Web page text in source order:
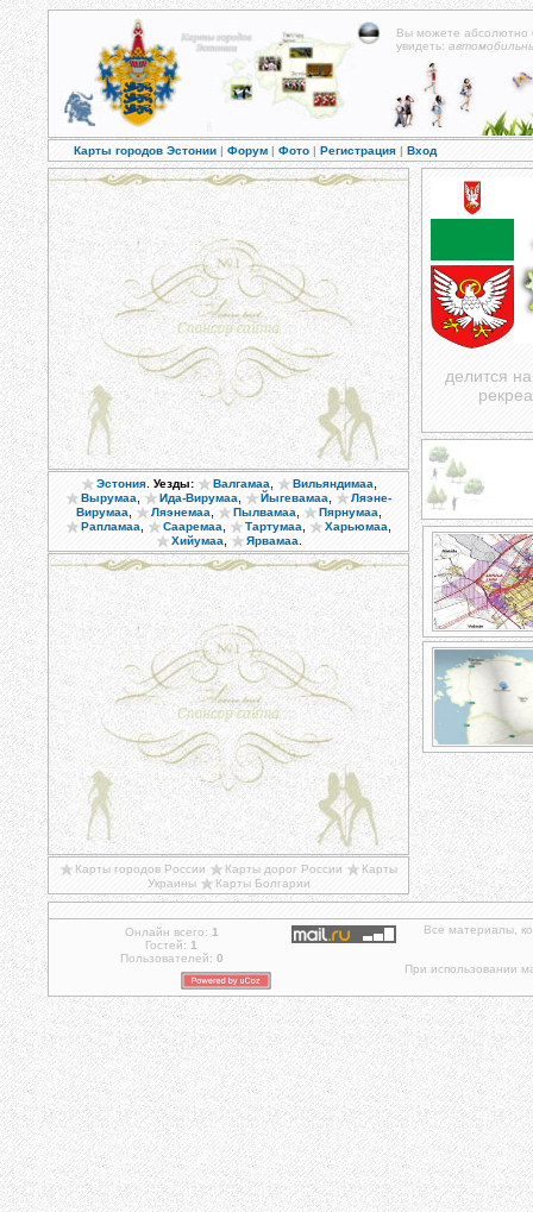
Вы можете абсолютно
увидеть:
Карты городов Эстонии | Форум | Фото | Регистрация | Вход
Эстония. Уезды: Валгамаа Вильяндимаа
Вырумаа Ида-Вирумаа Йыгевамаа
Ляэне-
Вирумаа
Ляэнемаа Пылвамаа Пярнумаа
Рапламаа Сааремаа Тартумаа Харьюмаа
Хийумаа Ярвамаа
Карты городов России Карты дорог России
Карты
Украины
Карты Болгарии
делится
Онлайн всего: 1
Гостей: 1
Пользователей: 0
Все материалы,
При использовании